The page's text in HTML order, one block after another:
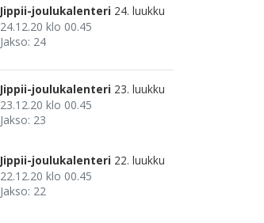
Jippii-joulukalenteri 24. luukku
24.12.20 klo 00.45
Jakso: 24
Jippii-joulukalenteri 23. luukku
23.12.20 klo 00.45
Jakso: 23
Jippii-joulukalenteri 22. luukku
22.12.20 klo 00.45
Jakso: 22